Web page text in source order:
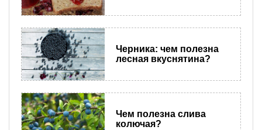
Черника: чем полезна
лесная вкуснятина?
Чем полезна слива
колючая?